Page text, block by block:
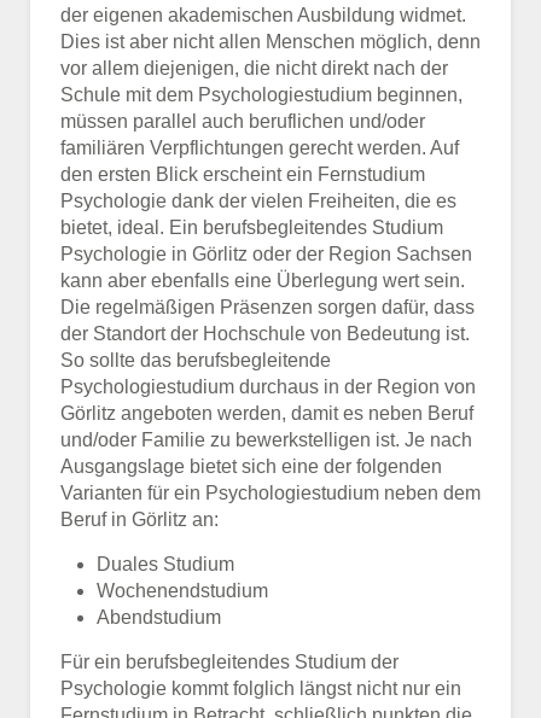
der eigenen akademischen Ausbildung widmet.
Dies ist aber nicht allen Menschen möglich, denn
vor allem diejenigen, die nicht direkt nach der
Schule mit dem Psychologiestudium beginnen,
müssen parallel auch beruflichen und/oder
familiären Verpflichtungen gerecht werden. Auf
den ersten Blick erscheint ein Fernstudium
Psychologie dank der vielen Freiheiten, die es
bietet, ideal. Ein berufsbegleitendes Studium
Psychologie in Görlitz oder der Region Sachsen
kann aber ebenfalls eine Überlegung wert sein.
Die regelmäßigen Präsenzen sorgen dafür, dass
der Standort der Hochschule von Bedeutung ist.
So sollte das berufsbegleitende
Psychologiestudium durchaus in der Region von
Görlitz angeboten werden, damit es neben Beruf
und/oder Familie zu bewerkstelligen ist. Je nach
Ausgangslage bietet sich eine der folgenden
Varianten für ein Psychologiestudium neben dem
Beruf in Görlitz an:
Duales Studium
Wochenendstudium
Abendstudium
Für ein berufsbegleitendes Studium der
Psychologie kommt folglich längst nicht nur ein